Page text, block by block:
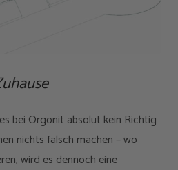
bei Orgonit absolut kein Richtig
nichts falsch machen – wo
wird es dennoch eine